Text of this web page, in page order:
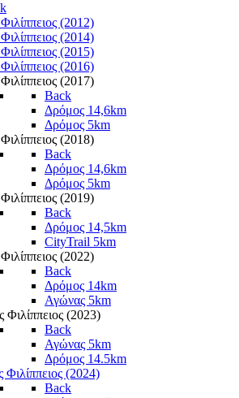
(2012)
(2014)
(2015)
(2016)
(2017)
Back
Δρόμος 14,6km
Δρόμος 5km
(2018)
Back
Δρόμος 14,6km
Δρόμος 5km
(2019)
Back
Δρόμος 14,5km
CityTrail 5km
(2022)
Back
Δρόμος 14km
Αγώνας 5km
Φιλίππειος (2023)
Back
Αγώνας 5km
Δρόμος 14.5km
Φιλίππειος (2024)
Back